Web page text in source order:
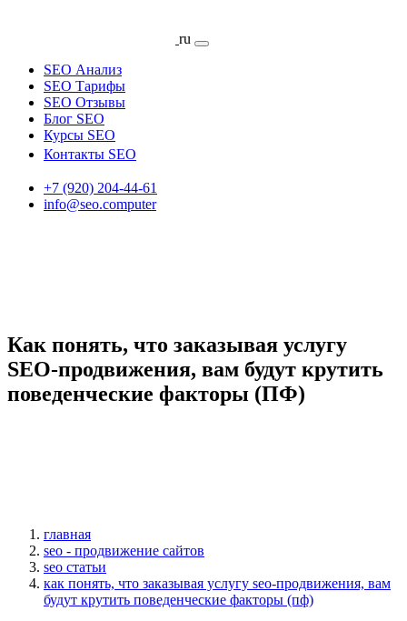
ru
SEO Анализ
SEO Тарифы
SEO Отзывы
Блог SEO
Курсы SEO
Контакты SEO
+7 (920) 204-44-61
info@seo.computer
Как понять, что заказывая услугу
SEO-продвижения, вам будут крутить
поведенческие факторы (ПФ)
главная
seo - продвижение сайтов
seo статьи
как понять, что заказывая услугу seo-продвижения, вам
будут крутить поведенческие факторы (пф)